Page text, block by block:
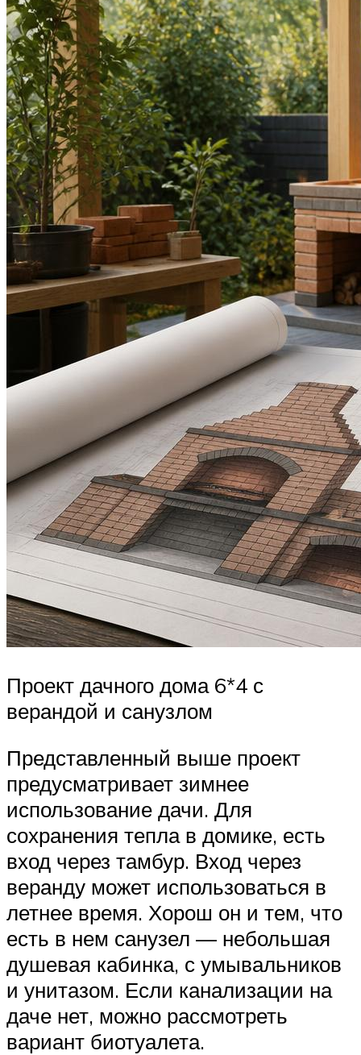
Проект дачного дома 6*4 с
верандой и санузлом
Представленный выше проект
предусматривает зимнее
использование дачи. Для
сохранения тепла в домике, есть
вход через тамбур. Вход через
веранду может использоваться в
летнее время. Хорош он и тем, что
есть в нем санузел — небольшая
душевая кабинка, с умывальников
и унитазом. Если канализации на
даче нет, можно рассмотреть
вариант биотуалета.